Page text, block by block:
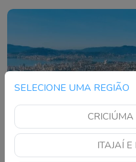
SELECIONE UMA REGIÃO
CRICIÚMA
ITAJAÍ E